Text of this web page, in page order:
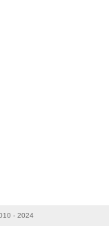
- 2024